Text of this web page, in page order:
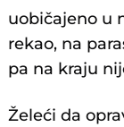
uobičajeno u
rekao, na
pa na kraju
Želeći da